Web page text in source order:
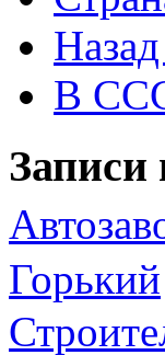
В
Записи
Горький